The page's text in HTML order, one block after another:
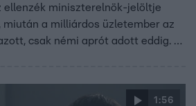
ellenzék miniszterelnök-jelöltje
miután a milliárdos üzletember az
csak némi aprót adott eddig. A
Péter szerint viszont semmilyen
1:56